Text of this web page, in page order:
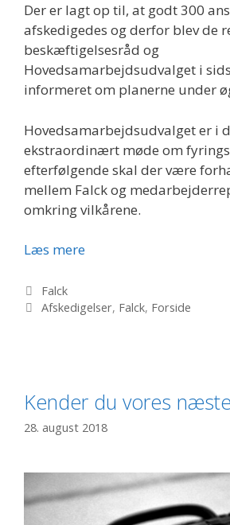
Der er lagt op til, at godt 300
afskedigedes og derfor blev de
beskæftigelsesråd og
Hovedsamarbejdsudvalget i
informeret om planerne under
Hovedsamarbejdsudvalget er i
ekstraordinært møde om
efterfølgende skal der være
mellem Falck og
omkring vilkårene.
Læs mereFalck
i
Kategorier
Falck
Tags
Afskedigelser, Falck, Forside
Kender du vores
28. august 2018